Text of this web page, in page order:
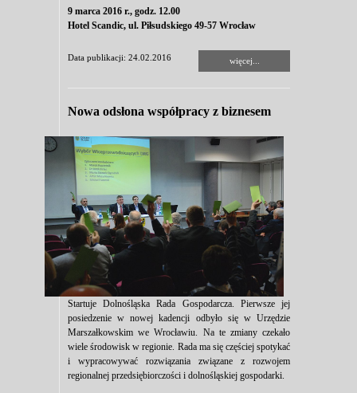
9 marca 2016 r., godz. 12.00
Hotel Scandic, ul. Piłsudskiego 49-57 Wrocław
Data publikacji: 24.02.2016 więcej...
Nowa odsłona współpracy z biznesem
Startuje Dolnośląska Rada Gospodarcza. Pierwsze jej
posiedzenie w nowej kadencji odbyło się w Urzędzie
Marszałkowskim we Wrocławiu. Na te zmiany czekało
wiele środowisk w regionie. Rada ma się częściej spotykać
i wypracowywać rozwiązania związane z rozwojem
regionalnej przedsiębiorczości i dolnośląskiej gospodarki.